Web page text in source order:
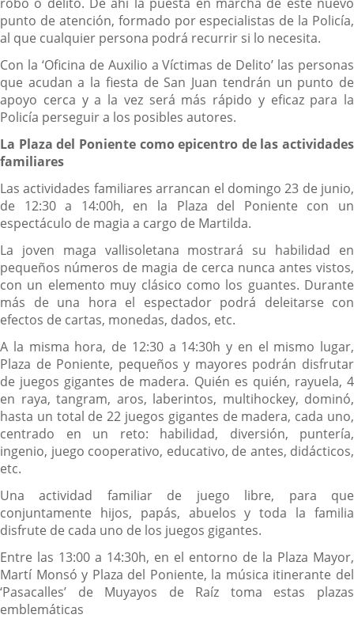
punto de atención, formado por especialistas de la Policía,
al que cualquier persona podrá recurrir si lo necesita.
Con la ‘Oficina de Auxilio a Víctimas de Delito’ las personas
que acudan a la fiesta de San Juan tendrán un punto de
apoyo cerca y a la vez será más rápido y eficaz para la
Policía perseguir a los posibles autores.
La Plaza del Poniente como epicentro de las actividades
familiares
Las actividades familiares arrancan el domingo 23 de junio,
de 12:30 a 14:00h, en la Plaza del Poniente con un
espectáculo de magia a cargo de Martilda.
La joven maga vallisoletana mostrará su habilidad en
pequeños números de magia de cerca nunca antes vistos,
con un elemento muy clásico como los guantes. Durante
más de una hora el espectador podrá deleitarse con
efectos de cartas, monedas, dados, etc.
A la misma hora, de 12:30 a 14:30h y en el mismo lugar,
Plaza de Poniente, pequeños y mayores podrán disfrutar
de juegos gigantes de madera. Quién es quién, rayuela, 4
en raya, tangram, aros, laberintos, multihockey, dominó,
hasta un total de 22 juegos gigantes de madera, cada uno,
centrado en un reto: habilidad, diversión, puntería,
ingenio, juego cooperativo, educativo, de antes, didácticos,
etc.
Una actividad familiar de juego libre, para que
conjuntamente hijos, papás, abuelos y toda la familia
disfrute de cada uno de los juegos gigantes.
Entre las 13:00 a 14:30h, en el entorno de la Plaza Mayor,
Martí Monsó y Plaza del Poniente, la música itinerante del
‘Pasacalles’ de Muyayos de Raíz toma estas plazas
emblemáticas